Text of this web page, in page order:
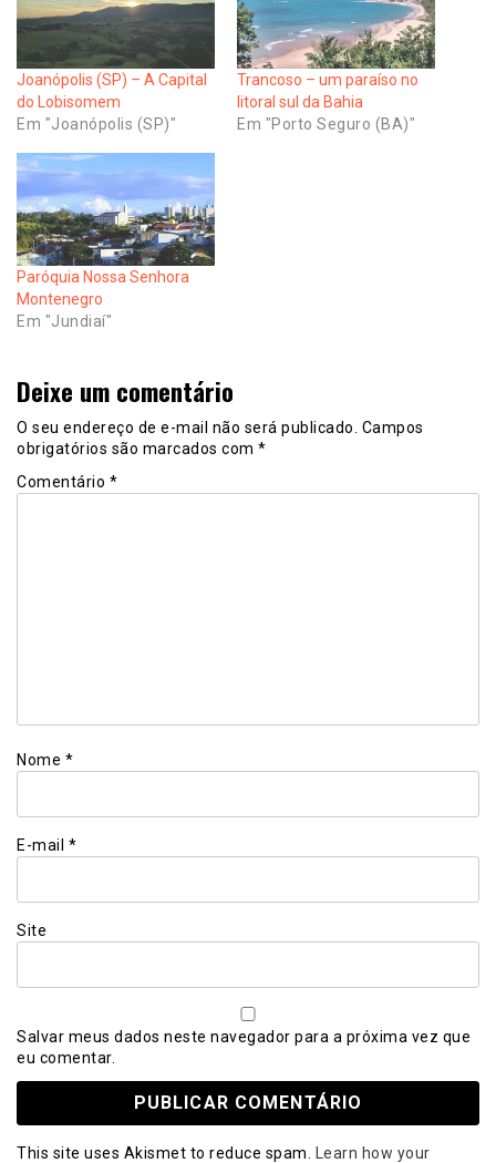
Joanópolis (SP) – A Capital
do Lobisomem
Em "Joanópolis (SP)"
Trancoso – um paraíso no
litoral sul da Bahia
Em "Porto Seguro (BA)"
Paróquia Nossa Senhora
Montenegro
Em "Jundiaí"
Deixe um comentário
O seu endereço de e-mail não será publicado. Campos
obrigatórios são marcados com *
Comentário *
Nome *
E-mail *
Site
Salvar meus dados neste navegador para a próxima vez que
eu comentar.
This site uses Akismet to reduce spam. Learn how your